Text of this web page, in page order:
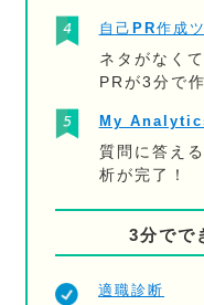
自己PR作成
ネタがなく
PRが3分で
My
質問に答え
析が完了！
3分でで
適職診断